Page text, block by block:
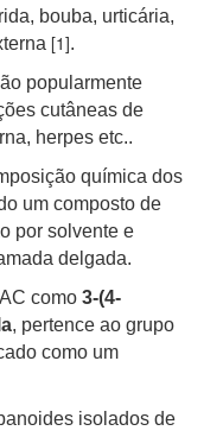
bouba, urticária,
[1].
popularmente
cutâneas de
herpes etc..
química dos
um composto de
por solvente e
delgada.
como 3-(4-
, pertence ao grupo
como um
isolados de